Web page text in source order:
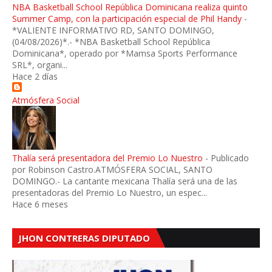
NBA Basketball School República Dominicana realiza quinto
Summer Camp, con la participación especial de Phil Handy -
*VALIENTE INFORMATIVO RD, SANTO DOMINGO,
(04/08/2026)*.- *NBA Basketball School República
Dominicana*, operado por *Mamsa Sports Performance
SRL*, organi...
Hace 2 días
Atmósfera Social
Thalía será presentadora del Premio Lo Nuestro - Publicado
por Robinson Castro.ATMÓSFERA SOCIAL, SANTO
DOMINGO.- La cantante mexicana Thalía será una de las
presentadoras del Premio Lo Nuestro, un espec...
Hace 6 meses
JHON CONTRERAS DIPUTADO